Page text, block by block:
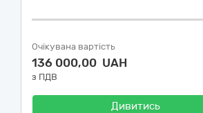
Очікувана вартість
136 000,00 UAH
з ПДВ
Дивитись